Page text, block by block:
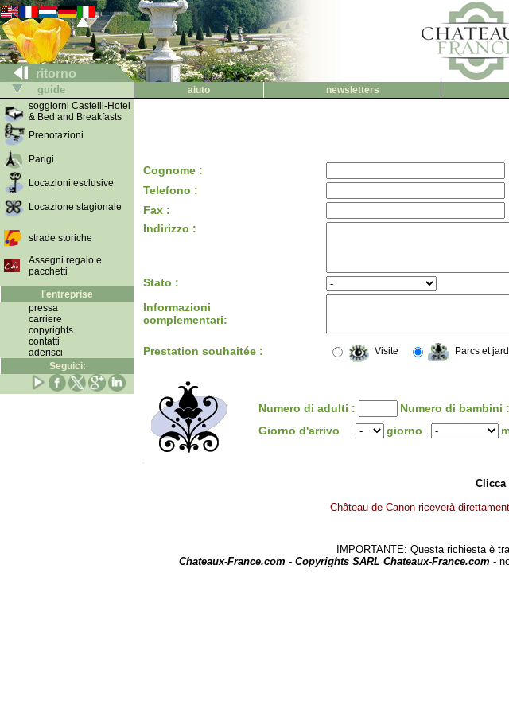
ritorno
guide aiuto newsletters
soggiorni Castelli-Hotel
& Bed and Breakfasts
Prenotazioni
Parigi
Locazioni esclusive
Locazione stagionale
strade storiche
Assegni regalo e
pacchetti
l'entreprise
pressa
carriere
copyrights
contatti
aderisci
Seguici:
Cognome :
Telefono :
Fax :
Indirizzo :
Stato :
Informazioni
complementari:
Prestation souhaitée : Visite Parcs et
Numero di adulti :
Numero di bambini :
Giorno d'arrivo
giorno
Clicca
Château de Canon riceverà
IMPORTANTE: Questa richiesta è
Chateaux-France.com - Copyrights SARL Chateaux-France.com -